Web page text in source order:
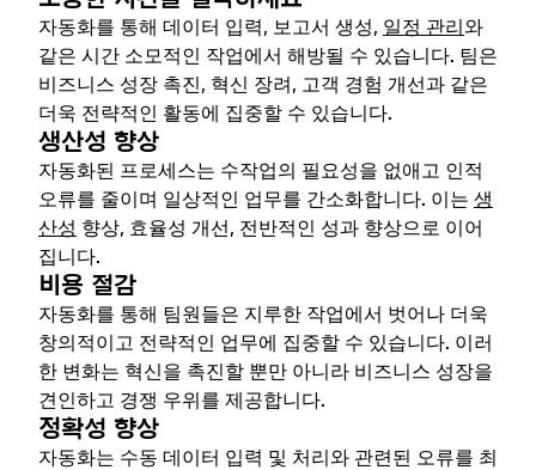
자동화를 통해 데이터 입력, 보고서 생성, 일정 관리와
같은 시간 소모적인 작업에서 해방될 수 있습니다. 팀은
비즈니스 성장 촉진, 혁신 장려, 고객 경험 개선과 같은
더욱 전략적인 활동에 집중할 수 있습니다.
생산성 향상
자동화된 프로세스는 수작업의 필요성을 없애고 인적
오류를 줄이며 일상적인 업무를 간소화합니다. 이는 생
산성 향상, 효율성 개선, 전반적인 성과 향상으로 이어
집니다.
비용 절감
자동화를 통해 팀원들은 지루한 작업에서 벗어나 더욱
창의적이고 전략적인 업무에 집중할 수 있습니다. 이러
한 변화는 혁신을 촉진할 뿐만 아니라 비즈니스 성장을
견인하고 경쟁 우위를 제공합니다.
정확성 향상
자동화는 수동 데이터 입력 및 처리와 관련된 오류를 최